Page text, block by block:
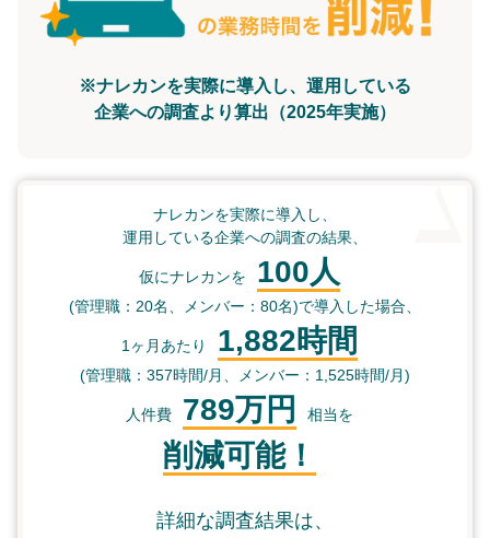
※ナレカンを実際に導入し、運用している
企業への調査より算出（2025年実施）
ナレカンを実際に導入し、
運用している企業への調査の結果、
仮にナレカンを 100人
(管理職：20名、メンバー：80名)で導入した場合、
1ヶ月あたり 1,882時間
(管理職：357時間/月、メンバー：1,525時間/月)
人件費 789万円 相当を
削減可能！
詳細な調査結果は、